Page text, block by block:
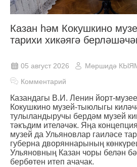
Казан һәм Кокушкино
тарихи хикәягә
05 август 2026
Мөршидә
Комментарий
Казандагы В.И. Ленин йорт-
Кокушкино музей-тыюлыгы
тулыландыручы бердәм музей
тәкъдим ителәчәк. Яңа
музей да Ульяновлар гаиләсе
губерна дворяннарының
Ульяновның Казан чоры белән
бербөтен итеп ачачак.